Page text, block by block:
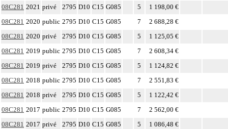
08C281 2021 privé 2795 D10 C15 G085 5
1 198,00 €
08C281 2020 public 2795 D10 C15 G085 7
2 688,28 €
08C281 2020 privé 2795 D10 C15 G085 5
1 125,05 €
08C281 2019 public 2795 D10 C15 G085 7
2 608,34 €
08C281 2019 privé 2795 D10 C15 G085 5
1 124,82 €
08C281 2018 public 2795 D10 C15 G085 7
2 551,83 €
08C281 2018 privé 2795 D10 C15 G085 5
1 122,42 €
08C281 2017 public 2795 D10 C15 G085 7
2 562,00 €
08C281 2017 privé 2795 D10 C15 G085 5
1 086,48 €